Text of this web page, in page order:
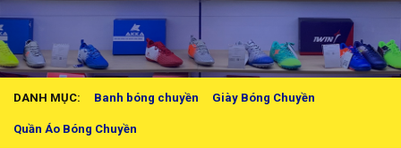
DANH MỤC: Banh bóng chuyền Giày Bóng Chuyền
Quần Áo Bóng Chuyền